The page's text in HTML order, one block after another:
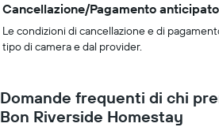
Cancellazione/Pagamento anticipato
Le condizioni di cancellazione e di
tipo di camera e dal provider.
Domande frequenti di chi
Bon Riverside Homestay